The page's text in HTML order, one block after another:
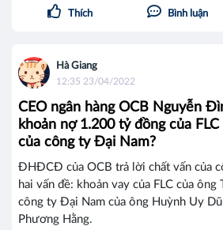
Thích Bình luận
Hà Giang
12:35 23/04/2022
CEO ngân hàng OCB Nguyễn
khoản nợ 1.200 tỷ đồng của
của công ty Đại Nam?
ĐHĐCĐ của OCB trả lời chất vấn của
hai vấn đề: khoản vay của FLC của ông
công ty Đại Nam của ông Huỳnh Uy
Phương Hằng.